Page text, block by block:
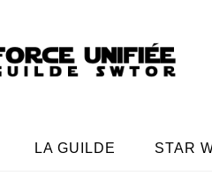
LA GUILDE STAR